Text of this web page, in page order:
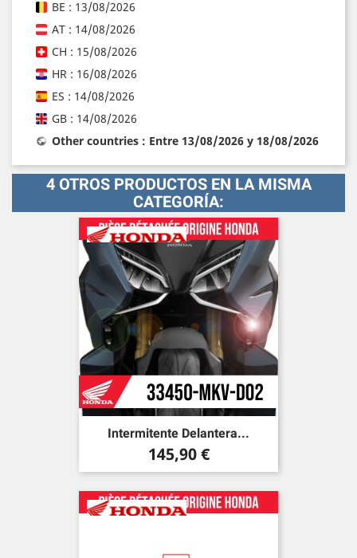
BE : 13/08/2026
AT : 14/08/2026
CH : 15/08/2026
HR : 16/08/2026
ES : 14/08/2026
GB : 14/08/2026
Other countries : Entre 13/08/2026 y 18/08/2026
4 OTROS PRODUCTOS EN LA MISMA
CATEGORÍA:
Intermitente Delantera...
Precio
145,90 €